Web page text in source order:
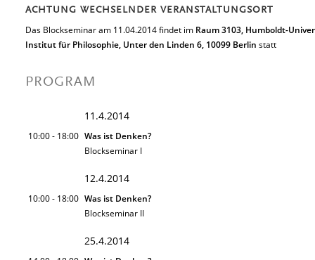
ACHTUNG WECHSELNDER VERANSTALTUNGSORT
Das Blockseminar am 11.04.2014 findet im Raum 3103, Humboldt-
Institut für Philosophie, Unter den Linden 6, 10099 Berlin statt
PROGRAM
11.4.2014
10:00 - 18:00 Was ist Denken?
Blockseminar I
12.4.2014
10:00 - 18:00 Was ist Denken?
Blockseminar II
25.4.2014